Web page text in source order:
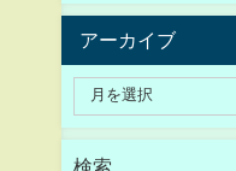
アーカイブ
検索